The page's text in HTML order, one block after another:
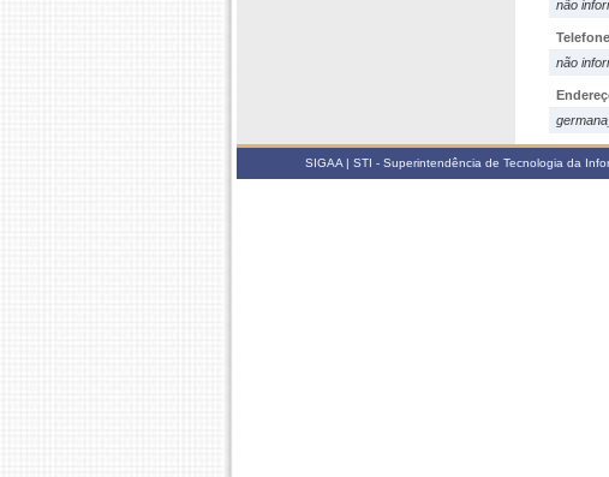
não
não
SIGAA | STI - Superintendência de Tecnologia da